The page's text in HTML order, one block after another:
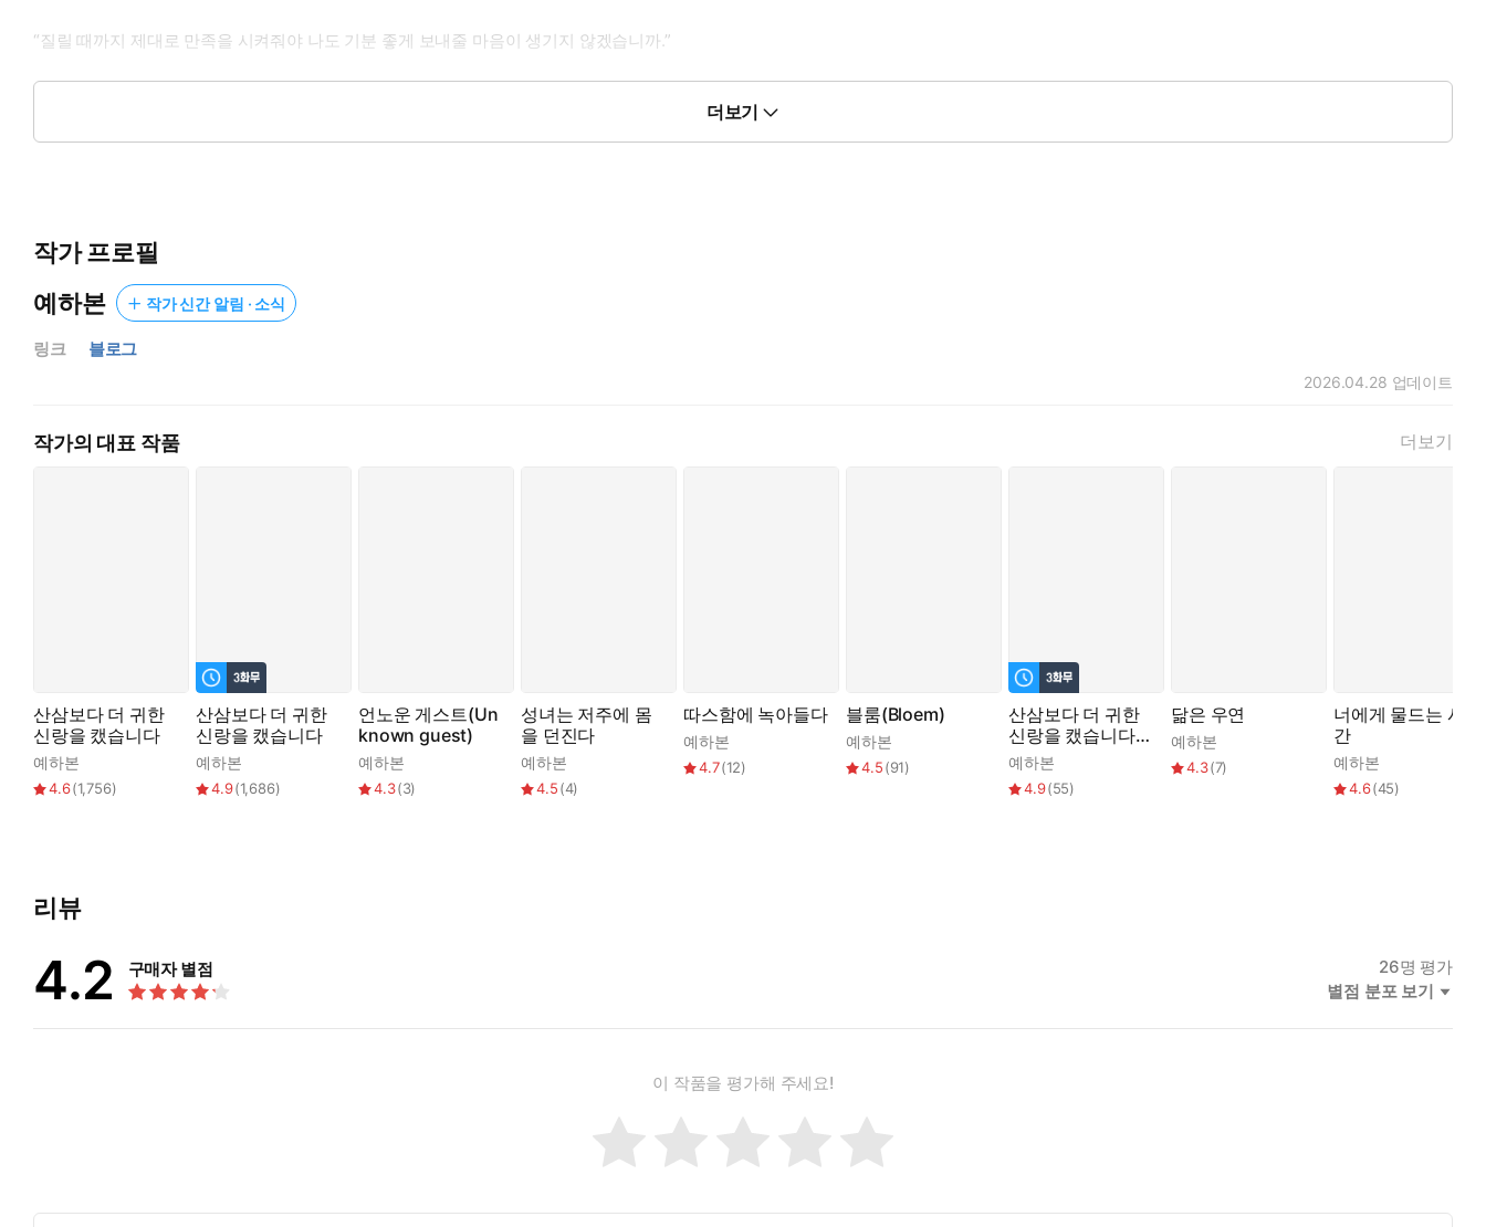
“질릴 때까지 제대로 만족을 시켜줘야 나도 기분 좋게 보내줄 마음이 생기지 않겠습니까.”
위험한 일탈과도 같은 거래.
인연인지 악연인지 모를, 아슬아슬한 관계가 시작되었다.
더보기
작가 프로필
예하본
작가 신간 알림 · 소식
링크 블로그
2026.04.28 업데이트
작가의 대표 작품 더보기
산삼보다 더 귀한
신랑을 캤습니다
예하본
4.6(1,756)
산삼보다 더 귀한
신랑을 캤습니다
예하본
4.9(1,686)
언노운 게스트(Un
known guest)
예하본
4.3(3)
성녀는 저주에 몸
을 던진다
예하본
4.5(4)
따스함에 녹아들다
예하본
4.7(12)
블룸(Bloem)
예하본
4.5(91)
산삼보다 더 귀한
신랑을 캤습니다
(15세 개정판)
예하본
4.9(55)
닮은 우연
예하본
4.3(7)
너에게 물드는 시
간
예하본
4.6(45)
리뷰
4.2 구매자 별점 26명 평가
별점 분포 보기
이 작품을 평가해 주세요!